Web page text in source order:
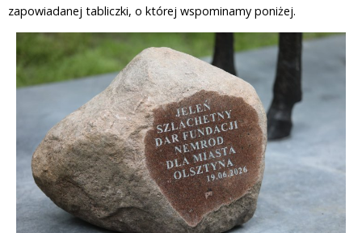
zapowiadanej tabliczki, o której wspominamy poniżej.